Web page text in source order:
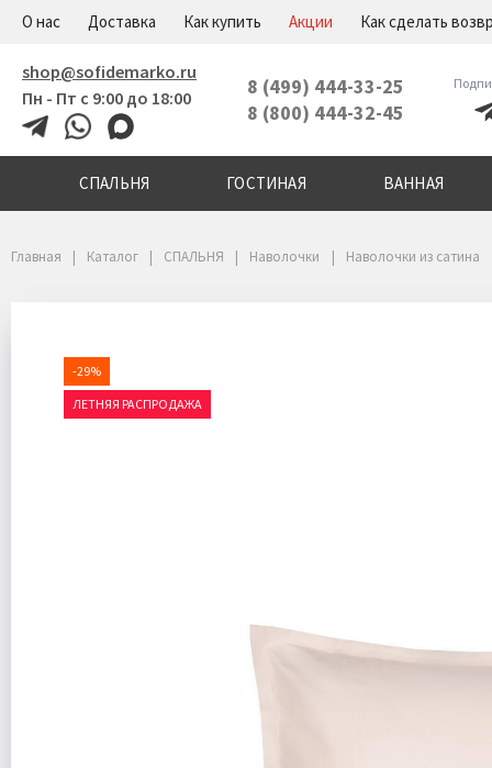
О нас Доставка Как купить Акции Как сделать
shop@sofidemarko.ru
Пн - Пт с 9:00 до 18:00
8 (499) 444-33-25
8 (800) 444-32-45
СПАЛЬНЯ ГОСТИНАЯ ВАННАЯ
Главная Каталог СПАЛЬНЯ Наволочки Наволочки из сатина
-29%
ЛЕТНЯЯ РАСПРОДАЖА